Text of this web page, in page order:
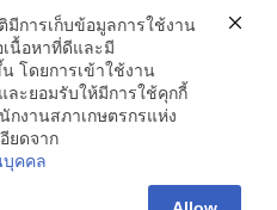
การเก็บข้อมูลการใช้งาน
เนื้อหาที่ดีและมี
โดยการเข้าใช้งาน
ะยอมรับให้มีการใช้คุกกี้
กงานสภาเกษตรกรแห่ง
ยดจาก
บุคคล